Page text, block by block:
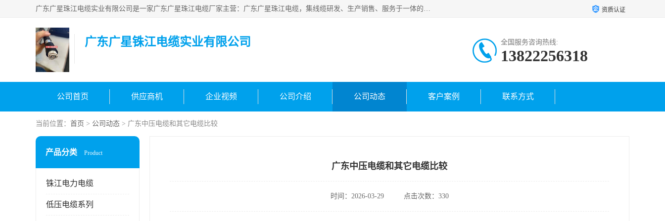
广东广星珠江电缆实业有限公司是一家广东广星珠江电缆厂家主营：广东广星珠江电缆，集线缆研发、生产销售、服务于一体的生产企业。公司自创立以来，确立了“广星珠江电缆，您的一站式采购”的战略发展口号，明确了将广星珠江打造成“线缆产品种类覆盖较广较全、质量较优、服务较好的大型综合性*化生产企业”的发展目标。 资质认证
广东广星铢江电缆实业有限公司 全国服务咨询热线:
13822256318
公司首页 供应商机 企业视频 公司介绍 公司动态 客户案例 联系方式
当前位置： 首页 > 公司动态 > 广东中压电缆和其它电缆比较
产品分类 Product
铢江电力电缆
低压电缆系列
广东中压电缆和其它电缆比较
时间：2026-03-29 点击次数：330